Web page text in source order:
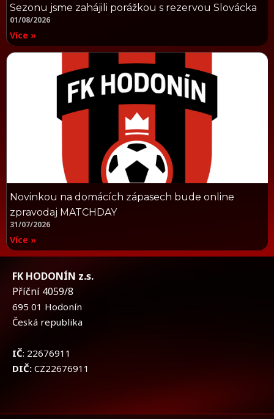
Sezonu jsme zahájili porážkou s rezervou Slovácka
01/08/2026
Více »
Novinkou na domácích zápasech bude online
zpravodaj MATCHDAY
31/07/2026
Více »
FK HODONÍN z.s.
Příční 4059/8
695 01 Hodonín
Česká republika
IČ: 22676911
DIČ: CZ22676911